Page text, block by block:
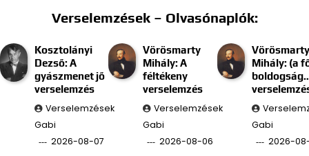
Verselemzések – Olvasónaplók:
Kosztolányi
Dezső: A
gyászmenet jő
verselemzés
Verselemzések
Gabi
2026-08-07
Vörösmarty
Mihály: A
féltékeny
verselemzés
Verselemzések
Gabi
2026-08-06
Vörösmarty
Mihály: (a
Gabi
2026-